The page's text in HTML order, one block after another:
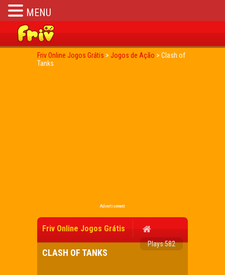
Friv Online Jogos Grátis > Jogos de Ação > Clash of
Tanks
Advertisement
Friv Online Jogos Grátis
Plays 582
CLASH OF TANKS
MENU